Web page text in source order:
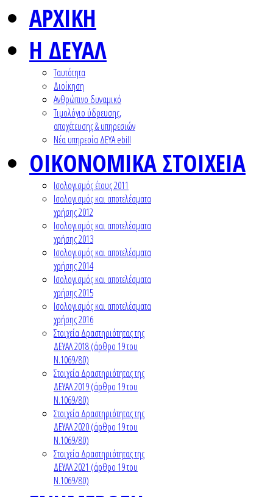
ΑΡΧΙΚΗ
Η ΔΕΥΑΛ
Ταυτότητα
Διοίκηση
Ανθρώπινο δυναμικό
Τιμολόγιο ύδρευσης,
αποχέτευσης & υπηρεσιών
Nέα υπηρεσία ΔΕΥΑ ebill
ΟΙΚΟΝΟΜΙΚΑ ΣΤΟΙΧΕΙΑ
Ισολογισμός έτους 2011
Ισολογισμός και αποτελέσματα
χρήσης 2012
Ισολογισμός και αποτελέσματα
χρήσης 2013
Ισολογισμός και αποτελέσματα
χρήσης 2014
Ισολογισμός και αποτελέσματα
χρήσης 2015
Ισολογισμός και αποτελέσματα
χρήσης 2016
Στοιχεία Δραστηριότητας της
ΔΕΥΑΛ 2018 (άρθρο 19 του
Ν.1069/80)
Στοιχεία Δραστηριότητας της
ΔΕΥΑΛ 2019 (άρθρο 19 του
Ν.1069/80)
Στοιχεία Δραστηριότητας της
ΔΕΥΑΛ 2020 (άρθρο 19 του
Ν.1069/80)
Στοιχεία Δραστηριότητας της
ΔΕΥΑΛ 2021 (άρθρο 19 του
Ν.1069/80)